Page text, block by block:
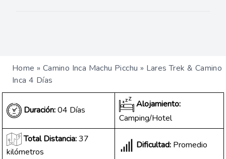
Home » Camino Inca Machu Picchu » Lares Trek & Camino
Inca 4 Días
Duración:04 Días
Alojamiento:
Camping/Hotel
Total Distancia:37
kilómetros
Dificultad: Promedio